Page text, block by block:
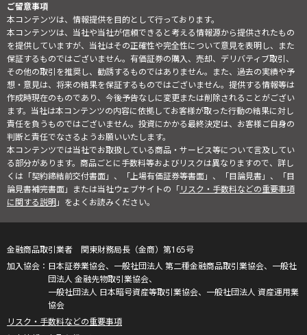
ご留意事項
本コンテンツは、情報提供を目的として行っております。
本コンテンツは、当社や当社が信頼できると考える情報源から提供されたもの
を提供していますが、当社はその正確性や完全性について意見を表明し、また
保証するものではございません。有価証券の購入、売却、デリバティブ取引、
その他の取引を推奨し、勧誘するものではありません。また、過去の実績や予
想・意見は、将来の結果を保証するものではございません。提供する情報等は
作成時現在のものであり、今後予告なしに変更または削除されることがござい
ます。当社は本コンテンツの内容に依拠してお客様が取った行動の結果に対し
責任を負うものではございません。投資にかかる最終決定は、お客様ご自身の
判断と責任でなさるようお願いいたします。
本コンテンツでは当社でお取扱している商品・サービス等について言及してい
る部分があります。商品ごとに手数料等およびリスクは異なりますので、詳し
くは「契約締結前交付書面」、「上場有価証券等書面」、「目論見書」、「目
論見書補完書面」または当社ウェブサイトの「リスク・手数料などの重要事項
に関する説明」をよくお読みください。
金融商品取引業者 関東財務局長（金商）第165号
日本証券業協会、一般社団法人 第二種金融商品取引業協会、一般社
団法人 金融先物取引業協会、
一般社団法人 日本暗号資産等取引業協会、一般社団法人 資産運用業
協会
リスク・手数料などの重要事項